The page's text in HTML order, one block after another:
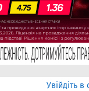
Увійдіть в